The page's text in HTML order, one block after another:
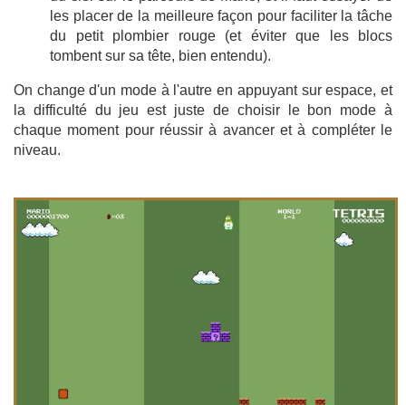
les placer de la meilleure façon pour faciliter la tâche
du petit plombier rouge (et éviter que les blocs
tombent sur sa tête, bien entendu).
On change d'un mode à l'autre en appuyant sur espace, et
la difficulté du jeu est juste de choisir le bon mode à
chaque moment pour réussir à avancer et à compléter le
niveau.